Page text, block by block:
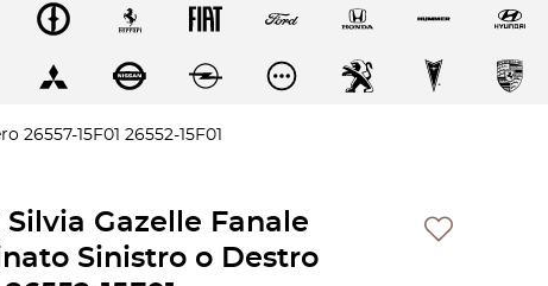
15F01 26552-15F01
Silvia Gazelle Fanale
Sinistro o Destro